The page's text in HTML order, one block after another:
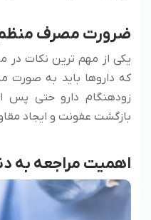
ضرورت مصرف منظم
یکی از مهم ترین نکات
که داروها باید به
زودهنگام دارو حتی پس
بازگشت عفونت و ایجاد
اهمیت مراجعه به